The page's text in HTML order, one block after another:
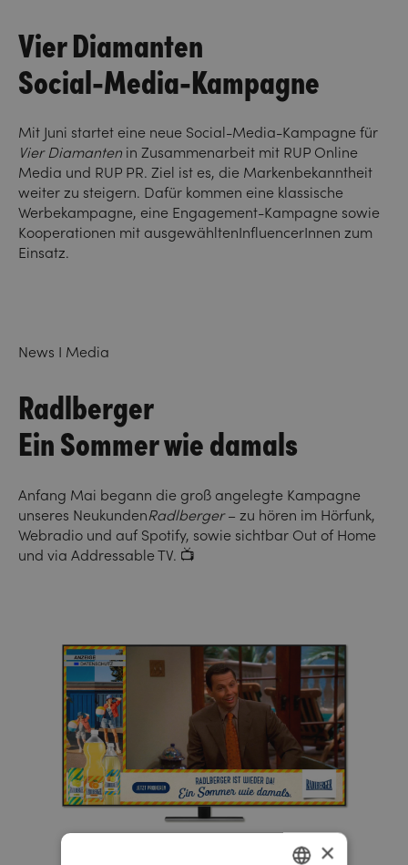
Vier Diamanten
Social-Media-Kampagne
Mit Juni startet eine neue Social-Media-Kampagne für
Vier Diamanten in Zusammenarbeit mit RUP Online
Media und RUP PR. Ziel ist es, die Markenbekanntheit
weiter zu steigern. Dafür kommen eine klassische
Werbekampagne, eine Engagement-Kampagne sowie
Kooperationen mit ausgewähltenInfluencerInnen zum
Einsatz.
News I Media
Radlberger
Ein Sommer wie damals
Anfang Mai begann die groß angelegte Kampagne
unseres NeukundenRadlberger– zu hören im Hörfunk,
Webradio und auf Spotify, sowie sichtbar Out of Home
und via Addressable TV. 📺
×